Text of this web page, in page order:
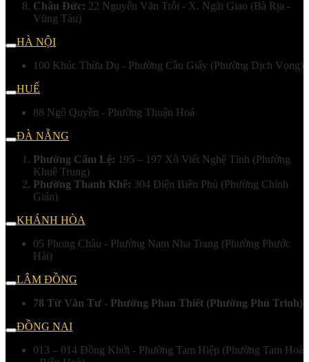
Châu Đức: 22 Nguyễn Văn Trỗi - X. Ngãi Giao (Bà Rịa -
Vũng Tàu)
HÀ NỘI
100 Khúc Thừa Dụ - Phường Cầu Giấy (Phường Dịch Vọng)
HUẾ
88 Ngô Quyền - Phường Thuận Hoá
ĐÀ NẴNG
Phường Cẩm Lệ: 195 – 197 Xô Viết Nghệ Tĩnh (Phường
Khuê Trung)
Phường Thanh Khê: 304 Điện Biên Phủ (Phường Chính
Gián)
KHÁNH HÒA
05 Phong Châu - Phường Nam Nha Trang (Phường Phước
Hải)
LÂM ĐỒNG
78 Từ Văn Tư - Phường Phan Thiết (Phường Phú Trinh)
ĐỒNG NAI
013 – 014 Đồng Khởi - Phường Tam Hiệp (Phường Tam Hoà